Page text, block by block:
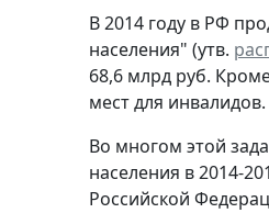
В 2014 году в РФ
населения" (утв.
68,6 млрд руб.
мест для инвалидов.
Во многом этой
населения в 2014-
Российской